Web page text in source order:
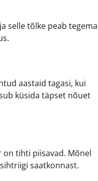
selle tõlke peab tegema
aastaid tagasi, kui
küsida täpset nõuet
tihti piisavad. Mõnel
saatkonnast.